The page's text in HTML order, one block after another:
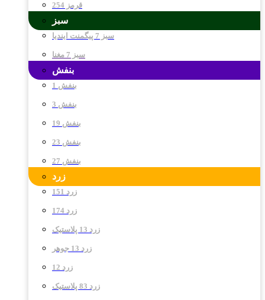
قرمز 254
سبز
سبز 7 پیگمنت ایندیا
سبز 7 مغنا
بنفش
بنفش 1
بنفش 3
بنفش 19
بنفش 23
بنفش 27
زرد
زرد 151
زرد 174
زرد 13 پلاستیک
زرد 13 جوهر
زرد 12
زرد 83 پلاستیک